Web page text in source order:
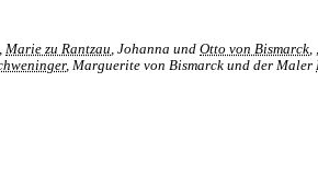
Marie zu Rantzau, Johanna und Otto von Bismarck,
, Marguerite von Bismarck und der Maler